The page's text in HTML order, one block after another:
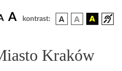
A kontrast:
Kraków